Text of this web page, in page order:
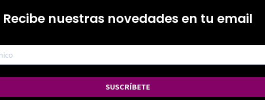
Recibe nuestras novedades en tu email
SUSCRÍBETE